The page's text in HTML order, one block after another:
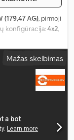
(179,47 AG), pirmoji
konfigūracija:4x2,
, pavarų skaičius:
, bendras ilgis:7 990
(ašis 1):4 360
vietos ilgis:
, krovos erdvės
suodžių
Mažas skelbimas